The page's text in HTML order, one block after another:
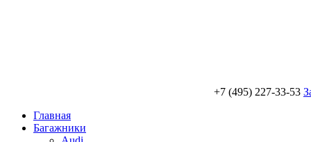
+7 (495) 227-33-53
Главная
Багажники